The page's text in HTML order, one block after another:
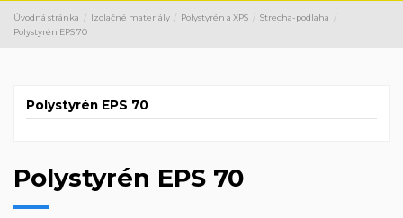
Úvodná stránka Izolačné materiály Polystyrén a XPS
Strecha-podlaha
Polystyrén EPS 70
Polystyrén EPS 70
Polystyrén EPS 70